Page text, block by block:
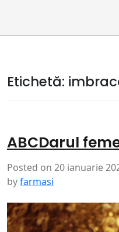
Etichetă:
ABCDarul
Posted on 20 ianuarie
byfarmasi